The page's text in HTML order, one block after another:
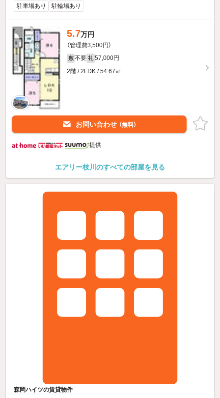
駐車場あり
駐輪場あり
5.7万円
（管理費3,500円）
敷 不要 礼 57,000円
2階 / 2LDK / 54.67㎡
お問い合わせ （無料）
提供
エアリー枝川のすべての部屋を見る
森岡ハイツの賃貸物件